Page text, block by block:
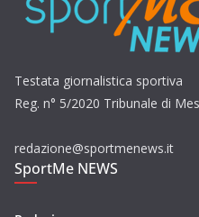
Testata giornalistica sportiva
Reg. n° 5/2020 Tribunale di
redazione@sportmenews.it
SportMe NEWS